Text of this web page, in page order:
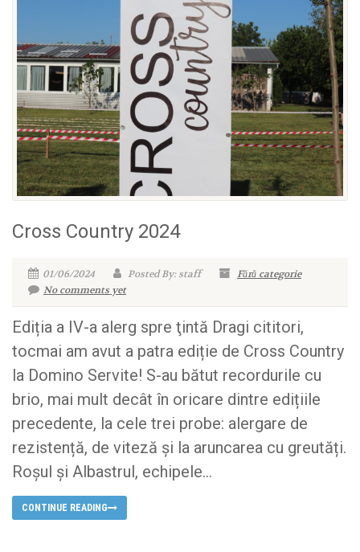
Cross Country 2024
01/06/2024 Posted By: staff
Fără categorie
No comments yet
Ediția a IV-a alerg spre ţintă Dragi cititori,
tocmai am avut a patra ediție de Cross Country
la Domino Servite! S-au bătut recordurile cu
brio, mai mult decât în oricare dintre edițiile
precedente, la cele trei probe: alergare de
rezistență, de viteză și la aruncarea cu greutăți.
Roșul și Albastrul, echipele...
CONTINUE READING